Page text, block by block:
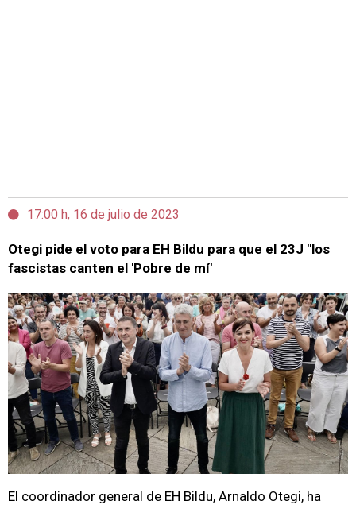
17:00 h, 16 de julio de 2023
Otegi pide el voto para EH Bildu para que el 23J "los
fascistas canten el 'Pobre de mí'
El coordinador general de EH Bildu, Arnaldo Otegi, ha